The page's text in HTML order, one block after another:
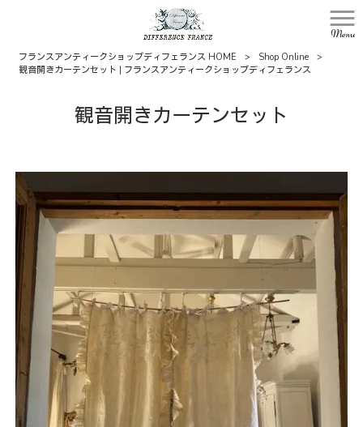
Menu
フランスアンティークショップディフェランス HOME > Shop Online
>
観音開きカーテンセット | フランスアンティークショップディフェランス
観音開きカーテンセット